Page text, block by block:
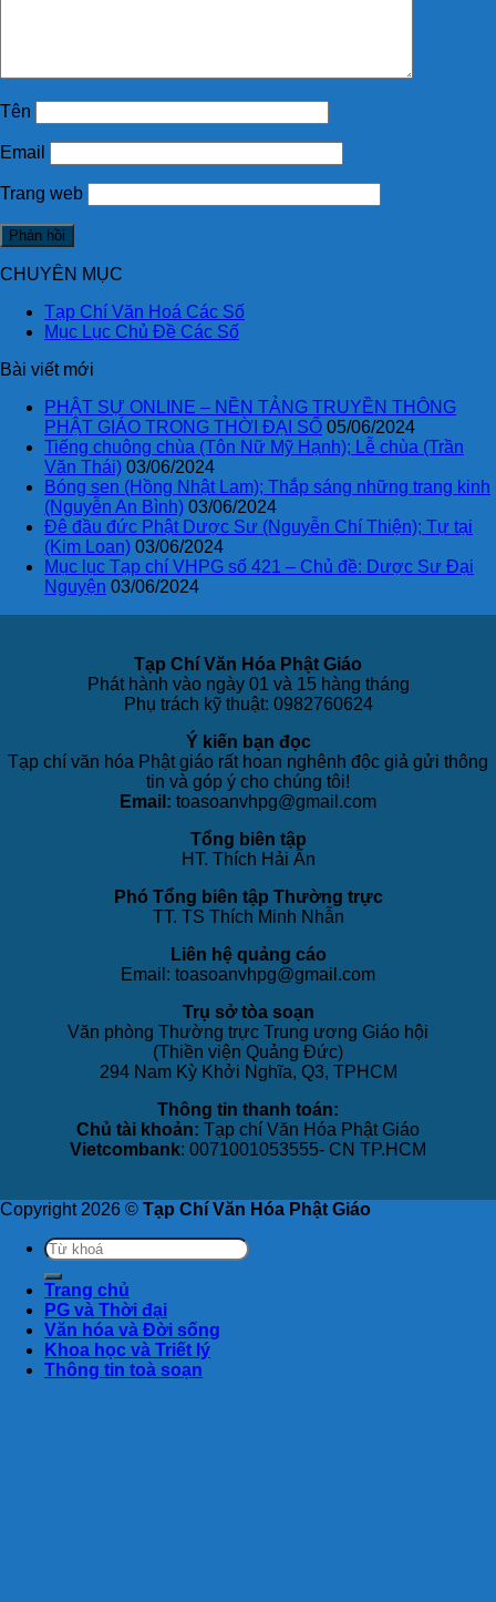
Tên
Email
Trang web
CHUYÊN MỤC
Tạp Chí Văn Hoá Các Số
Mục Lục Chủ Đề Các Số
Bài viết mới
PHẬT SỰ ONLINE – NỀN TẢNG TRUYỀN THÔNG
PHẬT GIÁO TRONG THỜI ĐẠI SỐ 05/06/2024
Tiếng chuông chùa (Tôn Nữ Mỹ Hạnh); Lễ chùa (Trần
Văn Thái) 03/06/2024
Bóng sen (Hồng Nhật Lam); Thắp sáng những trang kinh
(Nguyễn An Bình) 03/06/2024
Đê đầu đức Phật Dược Sư (Nguyễn Chí Thiện); Tự tại
(Kim Loan) 03/06/2024
Mục lục Tạp chí VHPG số 421 – Chủ đề: Dược Sư Đại
Nguyện 03/06/2024
Tạp Chí Văn Hóa Phật Giáo
Phát hành vào ngày 01 và 15 hàng tháng
Phụ trách kỹ thuật: 0982760624
Ý kiến bạn đọc
Tạp chí văn hóa Phật giáo rất hoan nghênh độc giả gửi thông
tin và góp ý cho chúng tôi!
Email: toasoanvhpg@gmail.com
Tổng biên tập
HT. Thích Hải Ấn
Phó Tổng biên tập Thường trực
TT. TS Thích Minh Nhẫn
Liên hệ quảng cáo
Email: toasoanvhpg@gmail.com
Trụ sở tòa soạn
Văn phòng Thường trực Trung ương Giáo hội
(Thiền viện Quảng Đức)
294 Nam Kỳ Khởi Nghĩa, Q3, TPHCM
Thông tin thanh toán:
Chủ tài khoản: Tạp chí Văn Hóa Phật Giáo
Vietcombank: 0071001053555- CN TP.HCM
Copyright 2026 © Tạp Chí Văn Hóa Phật Giáo
Trang chủ
PG và Thời đại
Văn hóa và Đời sống
Khoa học và Triết lý
Thông tin toà soạn